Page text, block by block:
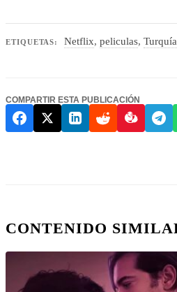
ETIQUETAS: Netflix, peliculas, Turquía
COMPARTIR ESTA PUBLICACIÓN
CONTENIDO